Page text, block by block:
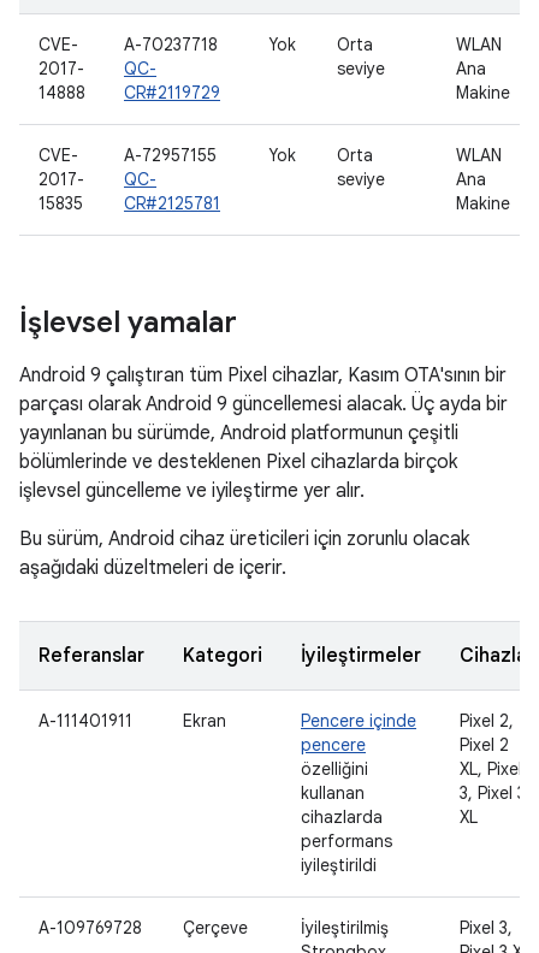
CVE-
2017-
14888
A-70237718
QC-
CR#2119729
Yok
Orta
seviye
WLAN
Ana
Makine
CVE-
2017-
15835
A-72957155
QC-
CR#2125781
Yok
Orta
seviye
WLAN
Ana
Makine
İşlevsel yamalar
Android 9 çalıştıran tüm Pixel cihazlar, Kasım OTA'sının bir
parçası olarak Android 9 güncellemesi alacak. Üç ayda bir
yayınlanan bu sürümde, Android platformunun çeşitli
bölümlerinde ve desteklenen Pixel cihazlarda birçok
işlevsel güncelleme ve iyileştirme yer alır.
Bu sürüm, Android cihaz üreticileri için zorunlu olacak
aşağıdaki düzeltmeleri de içerir.
Referanslar Kategori İyileştirmeler Cihazlar
A-111401911 Ekran
Pencere içinde
pencere
özelliğini
kullanan
cihazlarda
performans
iyileştirildi
Pixel 2,
Pixel 2
XL, Pixel
3, Pixel 3
XL
A-109769728 Çerçeve
İyileştirilmiş
Pixel 3,